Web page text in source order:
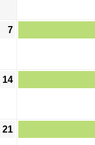
7
14
21